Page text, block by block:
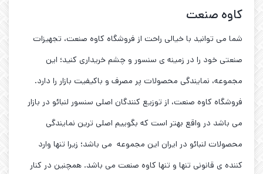
کاوه صنعت
شما می توانید با خیالی راحت از فروشگاه کاوه صنعت، تجهیزات
صنعتی خود را در زمینه ی سنسور و چشم خریداری کنید؛ این
مجموعه، نمایندگی محصولات پر مصرف و باکیفیت بازار را دارد.
فروشگاه کاوه صنعت، از توزیع کنندگان اصلی سنسور لنبائو در بازار
می باشد در واقع بهتر است که بگوییم اصلی ترین نمایندگی
محصولات لنبائو در ایران این مجموعه می باشد؛ زیرا تنها وارد
کننده ی قانونی تنها و تنها کاوه صنعت می باشد. همچنین در کنار